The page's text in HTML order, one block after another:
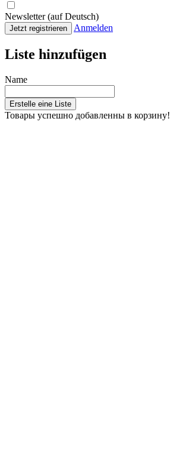
Newsletter (auf Deutsch)
Jetzt registrieren Anmelden
Liste hinzufügen
Name
Erstelle eine Liste
Товары успешно добавленны в корзину!